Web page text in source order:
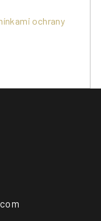
ochrany